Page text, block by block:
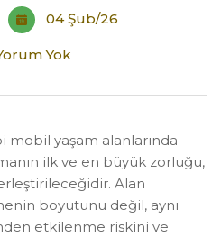
04 Şub/26
Yok
mobil yaşam alanlarında
ilk ve en büyük zorluğu,
Alan
boyutunu değil, aynı
etkilenme riskini ve